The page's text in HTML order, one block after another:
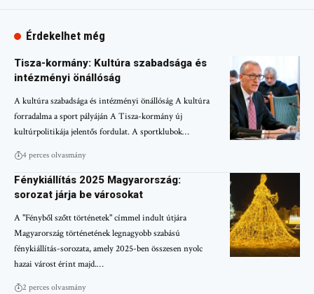
Érdekelhet még
Tisza-kormány: Kultúra szabadsága és
intézményi önállóság
A kultúra szabadsága és intézményi önállóság A kultúra
forradalma a sport pályáján A Tisza-kormány új
kultúrpolitikája jelentős fordulat. A sportklubok…
4 perces olvasmány
Fénykiállítás 2025 Magyarország:
sorozat járja be városokat
A "Fényből szőtt történetek" címmel indult útjára
Magyarország történetének legnagyobb szabású
fénykiállítás-sorozata, amely 2025-ben összesen nyolc
hazai várost érint majd.…
2 perces olvasmány